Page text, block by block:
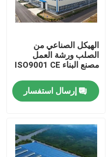
الهيكل الصناعي من
الصلب ورشة العمل
مصنع البناء ISO9001 CE
إرسال استفسار